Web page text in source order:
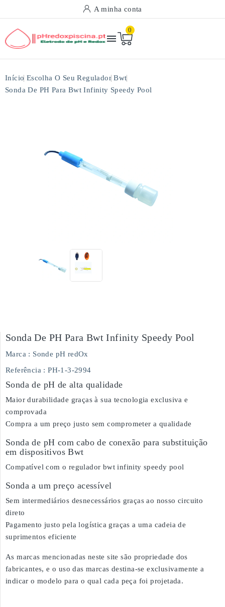
A minha conta

0
Início Escolha O Seu Regulador Bwt
Sonda De PH Para Bwt Infinity Speedy Pool
Sonda De PH Para Bwt Infinity Speedy Pool
Marca : Sonde pH redOx
Referência : PH-1-3-2994
Sonda de pH de alta qualidade
Maior durabilidade graças à sua tecnologia exclusiva e
comprovada
Compra a um preço justo sem comprometer a qualidade
Sonda de pH com cabo de conexão para substituição
em dispositivos Bwt
Compatível com o regulador bwt infinity speedy pool
Sonda a um preço acessível
Sem intermediários desnecessários graças ao nosso circuito
direto
Pagamento justo pela logística graças a uma cadeia de
suprimentos eficiente
As marcas mencionadas neste site são propriedade dos
fabricantes, e o uso das marcas destina-se exclusivamente a
indicar o modelo para o qual cada peça foi projetada.